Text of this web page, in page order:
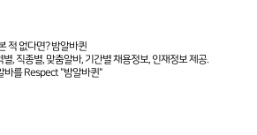
적 없다면? 밤알바퀸
, 직종별, 맞춤알바, 기간별 채용정보, 인재정보 제공.
바를 Respect "밤알바퀸"